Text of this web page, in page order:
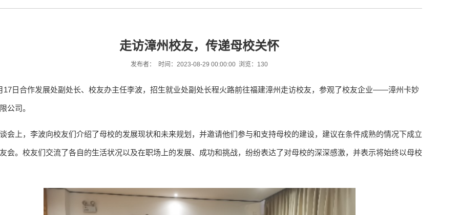
走访漳州校友，传递母校关怀
发布者： 时间：2023-08-29 00:00:00 浏览： 130
17日合作发展处副处长、校友办主任李波，招生就业处副处长程火路前往福建漳州走访校友，参观了校友企业——漳州卡妙
公司。
会上，李波向校友们介绍了母校的发展现状和未来规划，并邀请他们参与和支持母校的建设，建议在条件成熟的情况下成立
会。校友们交流了各自的生活状况以及在职场上的发展、成功和挑战，纷纷表达了对母校的深深感激，并表示将始终以母校